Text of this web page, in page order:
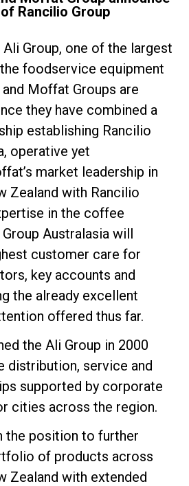
Rancilio Group
Group, one of the largest
foodservice equipment
Moffat Groups are
they have combined a
establishing Rancilio
operative yet
market leadership in
Zealand with Rancilio
in the coffee
Australasia will
customer care for
key accounts and
the already excellent
offered thus far.
the Ali Group in 2000
distribution, service and
supported by corporate
cities across the region.
the position to further
of products across
Zealand with extended
uns